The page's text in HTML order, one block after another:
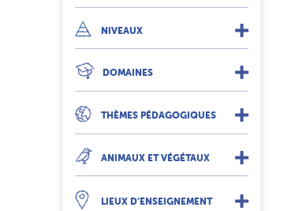
NIVEAUX
DOMAINES
THÈMES PÉDAGOGIQUES
ANIMAUX ET VÉGÉTAUX
LIEUX D’ENSEIGNEMENT